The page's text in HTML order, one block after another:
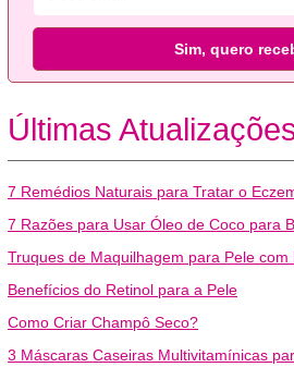
Sim, quero
Últimas
7 Remédios Naturais para Tratar o
7 Razões para Usar Óleo de Coco para
Truques de Maquilhagem para Pele com
Benefícios do Retinol para a Pele
Como Criar Champô Seco?
3 Máscaras Caseiras Multivitamínicas